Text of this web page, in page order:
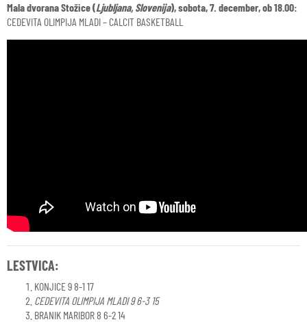
Mala dvorana Stožice (Ljubljana, Slovenija), sobota, 7. december, ob 18.00:
CEDEVITA OLIMPIJA MLADI – CALCIT BASKETBALL
LESTVICA:
KONJICE 9 8-1 17
CEDEVITA OLIMPIJA MLADI 9 6-3 15
BRANIK MARIBOR 8 6-2 14